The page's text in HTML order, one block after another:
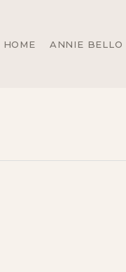
HOME ANNIE BELLO